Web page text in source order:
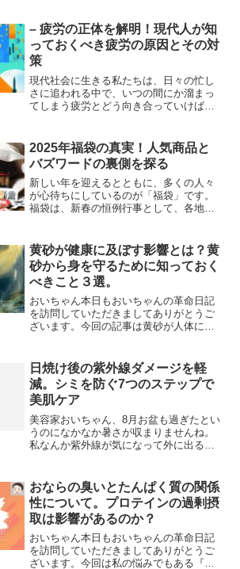
した。内容がきになった方はさっそく最
後まで読んでみましょう(...
– 疲労の正体を解明！現代人が知
っておくべき疲労の原因とその対
策
現代社会に生きる私たちは、日々の忙し
さに追われる中で、いつの間にか溜まっ
てしまう疲労とどう向き合っていけばい
り、仕事中に集中力が続かなかった
り…。そんな疲労感の原因と、...
2025年福袋の真実！人気商品と
バズワードの裏側を探る
新しい年を迎えるとともに、多くの人々
が心待ちにしているのが「福袋」です。
福袋は、新春の恒例行事として、各地の
注目を集めています。では、2025年の福
袋にはどのようなトレ...
黄砂が健康に及ぼす影響とは？黄
砂から身を守るために知っておく
べきこと３選。
おいちゃん本日もおいちゃんの革命日記
を訪問していただきましてありがとうご
ざいます。今回の記事は黄砂が人体に与
い！！
2024.3.29 読者の皆さま、空...
日焼け後の紫外線ダメージを軽
減。シミを防ぐ7つのステップで
美肌ケア
美容家おいちゃん、8月お盆も過ぎたとい
うのになかなか暑さが収まりませんね。
私なんか紫外線が気になって外に出るの
し、紫外線もガンガンでていますね。私
なんか日焼け止めを...
おならの臭いとたんぱく質の関係
性について。プロテインの過剰摂
取は影響があるのか？
おいちゃん本日もおいちゃんの革命日記
を訪問していただきましてありがとうご
ざいます。今回は私の悩みでもある『お